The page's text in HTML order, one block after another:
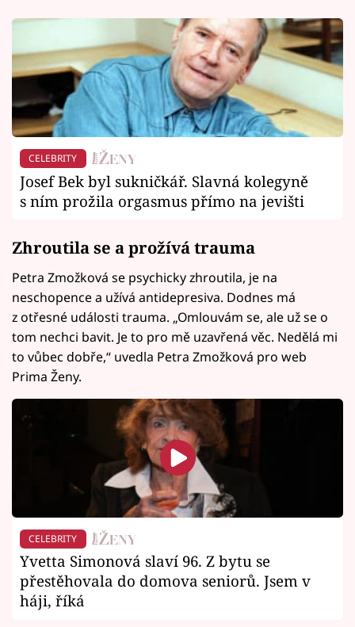
CELEBRITY
Josef Bek byl sukničkář. Slavná kolegyně
s ním prožila orgasmus přímo na jevišti
Zhroutila se a prožívá trauma
Petra Zmožková se psychicky zhroutila, je na
neschopence a užívá antidepresiva. Dodnes má
z otřesné události trauma. „Omlouvám se, ale už se o
tom nechci bavit. Je to pro mě uzavřená věc. Nedělá mi
to vůbec dobře,“ uvedla Petra Zmožková pro web
Prima Ženy.
CELEBRITY
Yvetta Simonová slaví 96. Z bytu se
přestěhovala do domova seniorů. Jsem v
háji, říká